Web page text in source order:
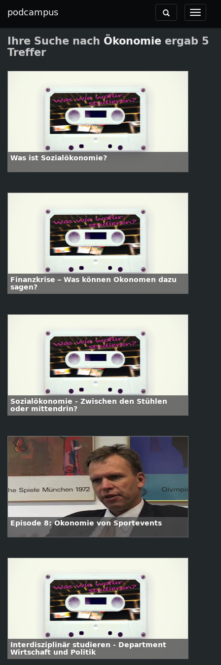
podcampus
Toggle
Toggle
navigation
Ihre Suche nach Ökonomie ergab 5
Treffer
Was ist Sozialökonomie?
Finanzkrise – Was können Ökonomen dazu
sagen?
Sozialökonomie - Zwischen den Stühlen
oder mittendrin?
Episode 8: Ökonomie von Sportevents
Interdisziplinär studieren - Department
Wirtschaft und Politik